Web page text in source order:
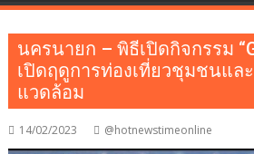
นครนายก – พิธีเปิดกิจกรรม
เปิดฤดูการท่องเที่ยวชุมชนแล
แวดล้อม
14/02/2023 @hotnewstimeonline